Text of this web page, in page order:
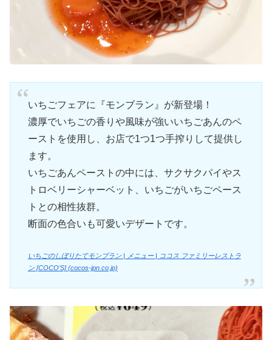
いちごフェアに『モンブラン』が新登場！
濃厚でいちごの香りや風味が強いいちごあんのペ
ーストを使用し、お店で1つ1つ手搾りして提供し
ます。
いちごあんペーストの中には、サクサクパイやス
トロベリーシャーベット、いちごがいちごペース
トとの相性抜群。
断面の色合いも可愛いデザートです。
いちごのしぼりたてモンブラン | メニュー | ココス ファミリーレストラ
ン [COCO’S] (cocos-jpn.co.jp)